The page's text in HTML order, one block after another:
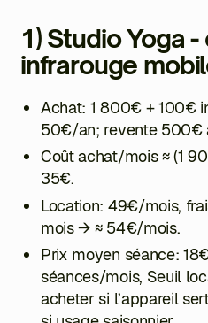
1) Studio Yoga
infrarouge
Achat: 1 800€ + 100€
50€/an; revente 500€
Coût achat/mois ≈(1
35€.
Location: 49€/mois,
mois → ≈ 54€/mois.
Prix moyen séance:
séances/mois, Seuil
acheter si l’appareil